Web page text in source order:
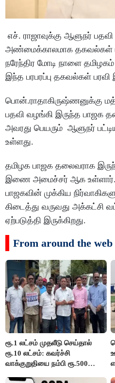
எச். ராஜாவுக்கு ஆளுநர்
அண்மைக்காலமாக தகவல்கள்
நரேந்திர மோடி நாளை தமிழகம்
இந்த பரபரப்பு தகவல்கள்
பொன்.ராதாகிருஷ்ணனுக்கு
பதவி வழங்கி இருந்த பாஜக
அவரது பெயரும் ஆளுநர்
உள்ளது.
தமிழக பாஜக தலைவராக
இணை அமைச்சர் ஆக உள்ளார்.
பாஜகவின் முக்கிய
கிடைத்து வருவது அக்கட்சி
ஏற்படுத்தி இருக்கிறது.
From around the web
ரூ.1 லட்சம் முதலீடு செய்தால்
ரூ.10 லட்சம்: கவர்ச்சி
வாக்குறுதியை நம்பி ரூ.500